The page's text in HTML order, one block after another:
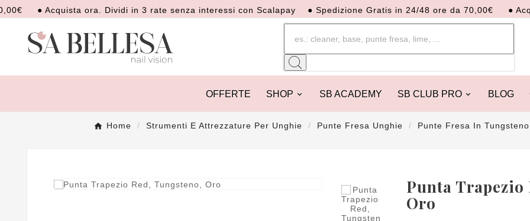
● Acquista ora. Dividi in 3 rate senza interessi con Scalapay ● Spedizione Gratis in 24/48 ore da 70,00€ ● Acquista
OFFERTE SHOP SB ACADEMY SB CLUB PRO BLOG
Home Strumenti E Attrezzature Per Unghie Punte Fresa Unghie Punte Fresa In Tungsteno
Punta Trapezio
Oro